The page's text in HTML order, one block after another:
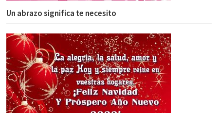
Un abrazo significa te necesito